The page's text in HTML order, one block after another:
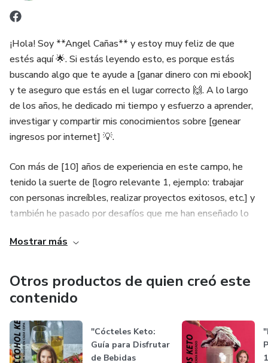
¡Hola! Soy **Angel Cañas** y estoy muy feliz de que
estés aquí 🌟. Si estás leyendo esto, es porque estás
buscando algo que te ayude a [ganar dinero con mi ebook]
y te aseguro que estás en el lugar correcto 🙌. A lo largo
de los años, he dedicado mi tiempo y esfuerzo a aprender,
investigar y compartir mis conocimientos sobre [genear
ingresos por internet] 💡.
Con más de [10] años de experiencia en este campo, he
tenido la suerte de [logro relevante 1, ejemplo: trabajar
con personas increíbles, realizar proyectos exitosos, etc.] y
también he pasado por desafíos que me han enseñado lo
lo creé porque sé lo difícil que puede ser [desafío que
resuelve el ebook] 😅. Quiero que tengas acceso a las
estrategias y herramientas que me ayudaron a superar
esos obstáculos y que ahora puedes aplicar en tu propia
vida 📈.
Mostrar más
Otros productos de quien creó este
contenido
"Cócteles Keto:
Guía para Disfrutar
de Bebidas